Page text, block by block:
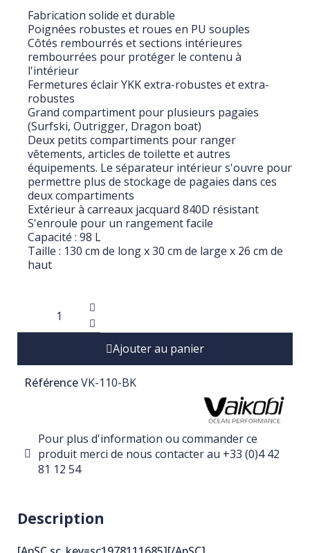
Fabrication solide et durable
Poignées robustes et roues en PU souples
Côtés rembourrés et sections intérieures
rembourrées pour protéger le contenu à
l'intérieur
Fermetures éclair YKK extra-robustes et extra-
robustes
Grand compartiment pour plusieurs pagaies
(Surfski, Outrigger, Dragon boat)
Deux petits compartiments pour ranger
vêtements, articles de toilette et autres
équipements. Le séparateur intérieur s'ouvre pour
permettre plus de stockage de pagaies dans ces
deux compartiments
Extérieur à carreaux jacquard 840D résistant
S'enroule pour un rangement facile
Capacité : 98 L
Taille : 130 cm de long x 30 cm de large x 26 cm de
haut
Ajouter au panier
RéférenceVK-110-BK
Pour plus d'information ou commander ce
produit merci de nous contacter au +33 (0)4 42
81 12 54
Description